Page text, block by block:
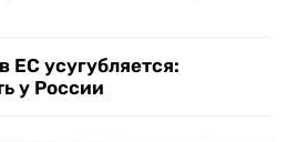
ЕС усугубляется:
у России